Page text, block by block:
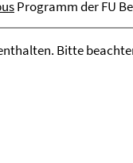
Programm der FU
Bitte